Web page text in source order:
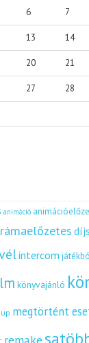
6 7
13 14
20 21
27 28
animáció
intercom
könyvajánló
megtörtént
remake